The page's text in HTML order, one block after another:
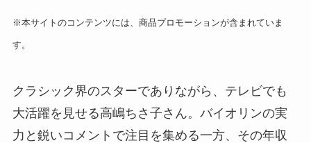
※本サイトのコンテンツには、商品プロモーションが含まれていま
す。
クラシック界のスターでありながら、テレビでも
大活躍を見せる高嶋ちさ子さん。バイオリンの実
力と鋭いコメントで注目を集める一方、その年収